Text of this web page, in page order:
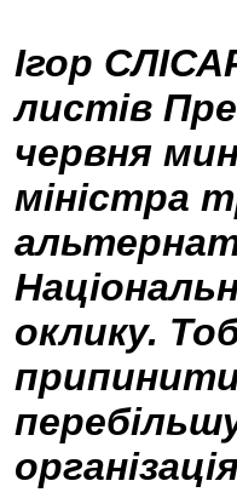
Ігор
листів
червня
міністра
оклику.